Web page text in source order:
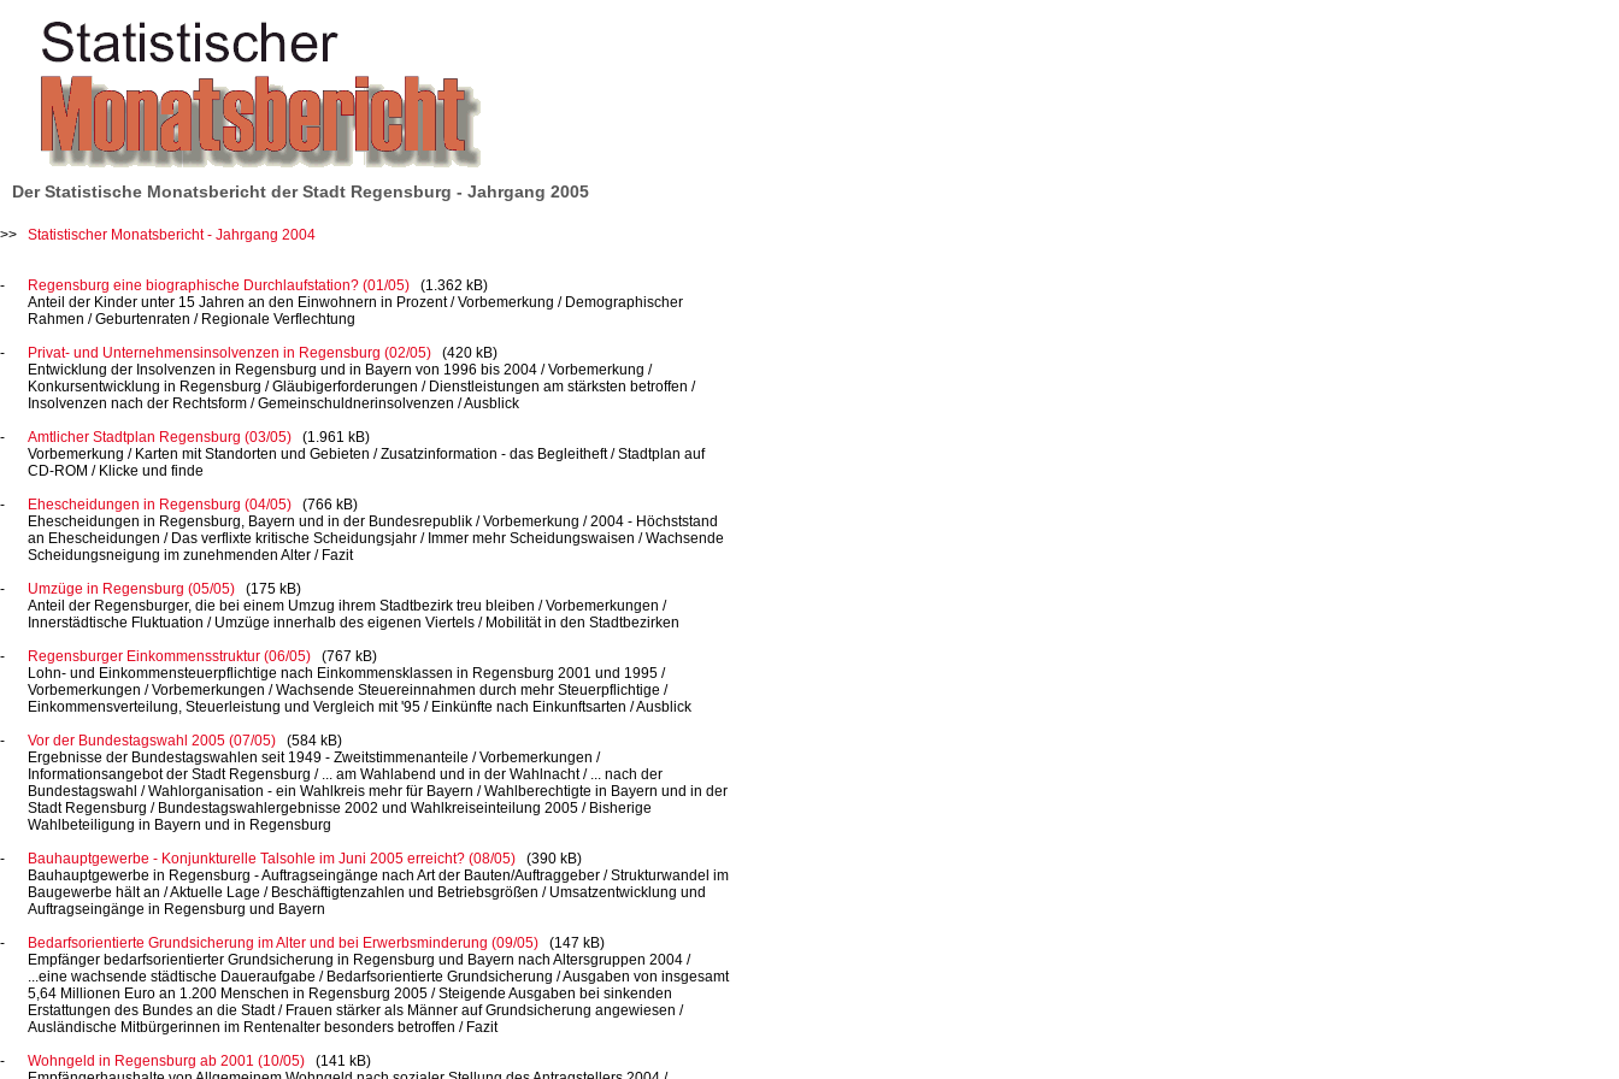
Der Statistische Monatsbericht der Stadt Regensburg - Jahrgang 2005
Statistischer Monatsbericht - Jahrgang 2004
Regensburg eine biographische Durchlaufstation? (01/05)
(1.362 kB)
Anteil der Kinder unter 15 Jahren an den Einwohnern in Prozent / Vorbemerkung /Demographischer
Rahmen / Geburtenraten /Regionale Verflechtung
Privat- und Unternehmensinsolvenzen in Regensburg (02/05)
(420 kB)
Entwicklung der Insolvenzen in Regensburg und in Bayern von 1996 bis 2004 / Vorbemerkung /
Konkursentwicklung in Regensburg / Gläubigerforderungen /Dienstleistungen am stärksten betroffen /
Insolvenzen nach der Rechtsform / Gemeinschuldnerinsolvenzen /Ausblick
Amtlicher Stadtplan Regensburg (03/05)
(1.961 kB)
Vorbemerkung /Karten mit Standorten und Gebieten / Zusatzinformation - das Begleitheft /Stadtplan auf
CD-ROM /Klicke und finde
Ehescheidungen in Regensburg (04/05)
(766 kB)
Ehescheidungen in Regensburg, Bayern und in der Bundesrepublik / Vorbemerkung / 2004 - Höchststand
an Ehescheidungen /Das verflixte kritische Scheidungsjahr /Immer mehr Scheidungswaisen /Wachsende
Scheidungsneigung im zunehmenden Alter /Fazit
Umzüge in Regensburg (05/05)
(175 kB)
Anteil der Regensburger, die bei einem Umzug ihrem Stadtbezirk treu bleiben / Vorbemerkungen /
Innerstädtische Fluktuation /Umzüge innerhalb des eigenen Viertels /Mobilität in den Stadtbezirken
Regensburger Einkommensstruktur (06/05)
(767 kB)
Lohn- und Einkommensteuerpflichtige nach Einkommensklassen in Regensburg 2001 und 1995 /
Vorbemerkungen / Vorbemerkungen /Wachsende Steuereinnahmen durch mehr Steuerpflichtige /
Einkommensverteilung, Steuerleistung und Vergleich mit '95 /Einkünfte nach Einkunftsarten /Ausblick
Vor der Bundestagswahl 2005 (07/05)
(584 kB)
Ergebnisse der Bundestagswahlen seit 1949 - Zweitstimmenanteile / Vorbemerkungen /
Informationsangebot der Stadt Regensburg / ... am Wahlabend und in der Wahlnacht / ... nach der
Bundestagswahl / Wahlorganisation - ein Wahlkreis mehr für Bayern /Wahlberechtigte in Bayern und in der
Stadt Regensburg / Bundestagswahlergebnisse 2002 und Wahlkreiseinteilung 2005 /Bisherige
Wahlbeteiligung in Bayern und in Regensburg
Bauhauptgewerbe - Konjunkturelle Talsohle im Juni 2005 erreicht? (08/05)
(390 kB)
Bauhauptgewerbe in Regensburg -Auftragseingänge nach Art der Bauten/Auftraggeber /Strukturwandel im
Baugewerbe hältan /Aktuelle Lage /Beschäftigtenzahlen und Betriebsgrößen /Umsatzentwicklung und
Auftragseingänge in Regensburg und Bayern
Bedarfsorientierte Grundsicherung im Alter und bei Erwerbsminderung (09/05)
(147 kB)
Empfänger bedarfsorientierter Grundsicherung in Regensburg und Bayern nach Altersgruppen 2004 /
...eine wachsende städtische Daueraufgabe /Bedarfsorientierte Grundsicherung /Ausgaben von insgesamt
5,64 Millionen Euro an 1.200 Menschen in Regensburg 2005 /Steigende Ausgaben bei sinkenden
Erstattungen des Bundes an die Stadt /Frauen stärker als Männer auf Grundsicherung angewiesen /
Ausländische Mitbürgerinnen im Rentenalter besonders betroffen /Fazit
Wohngeld in Regensburg ab 2001 (10/05)
(141 kB)